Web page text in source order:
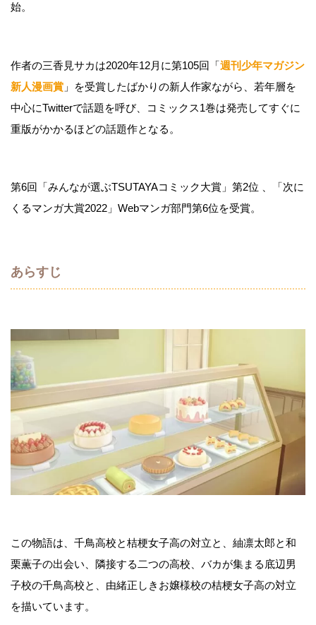
始。
作者の三香見サカは2020年12月に第105回「週刊少年マガジン
新人漫画賞 」を受賞したばかりの新人作家ながら、若年層を
中心にTwitterで話題を呼び、コミックス1巻は発売してすぐに
重版がかかるほどの話題作となる。
第6回「みんなが選ぶTSUTAYAコミック大賞」第2位 、「次に
くるマンガ大賞2022」Webマンガ部門第6位を受賞。
あらすじ
この物語は、千鳥高校と桔梗女子高の対立と、紬凛太郎と和
栗薫子の出会い、隣接する二つの高校、バカが集まる底辺男
子校の千鳥高校と、由緒正しきお嬢様校の桔梗女子高の対立
を描いています。